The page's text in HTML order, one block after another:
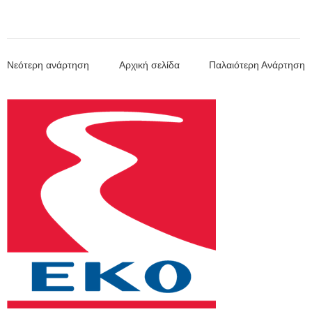
Νεότερη ανάρτηση Παλαιότερη Ανάρτηση
Αρχική σελίδα